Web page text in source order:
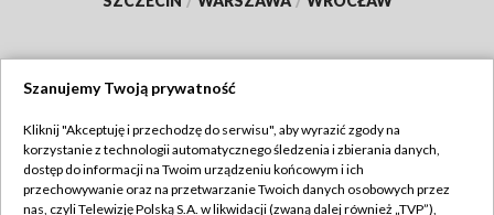
TVP
Abonament TVP
Regulamin TVP
Szanujemy Twoją prywatność
Kliknij "Akceptuję i przechodzę do serwisu", aby wyrazić zgody na
korzystanie z technologii automatycznego śledzenia i zbierania danych,
dostęp do informacji na Twoim urządzeniu końcowym i ich
przechowywanie oraz na przetwarzanie Twoich danych osobowych przez
nas, czyli Telewizję Polską S.A. w likwidacji (zwaną dalej również „TVP”),